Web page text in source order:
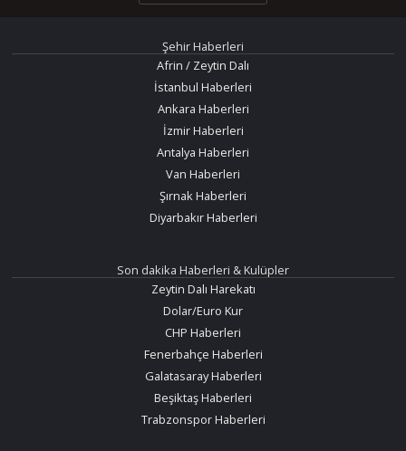
Şehir Haberleri
Afrin / Zeytin Dalı
İstanbul Haberleri
Ankara Haberleri
İzmir Haberleri
Antalya Haberleri
Van Haberleri
Şırnak Haberleri
Diyarbakır Haberleri
Son dakika Haberleri & Kulüpler
Zeytin Dalı Harekatı
Dolar/Euro Kur
CHP Haberleri
Fenerbahçe Haberleri
Galatasaray Haberleri
Beşiktaş Haberleri
Trabzonspor Haberleri